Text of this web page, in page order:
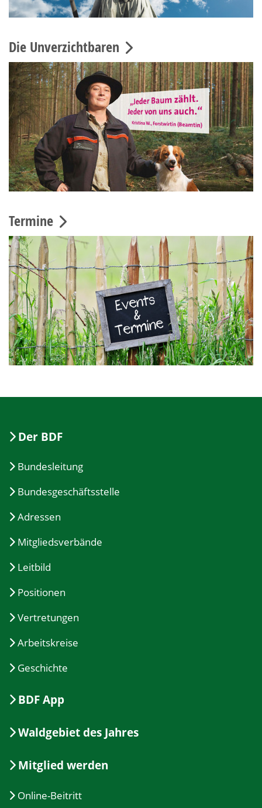
Die Unverzichtbaren
Termine
Der BDF
Bundesleitung
Bundesgeschäftsstelle
Adressen
Mitgliedsverbände
Leitbild
Positionen
Vertretungen
Arbeitskreise
Geschichte
BDF App
Waldgebiet des Jahres
Mitglied werden
Online-Beitritt